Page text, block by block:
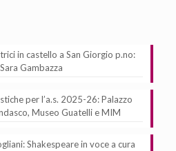
in castello a San Giorgio p.no:
Gambazza
per l’a.s. 2025-26: Palazzo
Museo Guatelli e MIM
Shakespeare in voce a cura